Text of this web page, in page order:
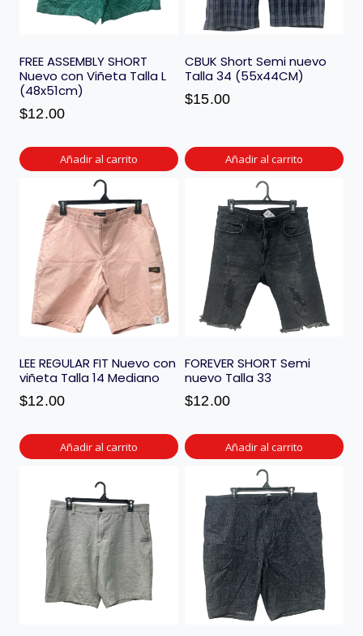
FREE ASSEMBLY SHORT
Nuevo con Viñeta Talla L
(48x51cm)
$12.00
Añadir al carrito
CBUK Short Semi nuevo
Talla 34 (55x44CM)
$15.00
Añadir al carrito
LEE REGULAR FIT Nuevo con
viñeta Talla 14 Mediano
$12.00
Añadir al carrito
FOREVER SHORT Semi
nuevo Talla 33
$12.00
Añadir al carrito